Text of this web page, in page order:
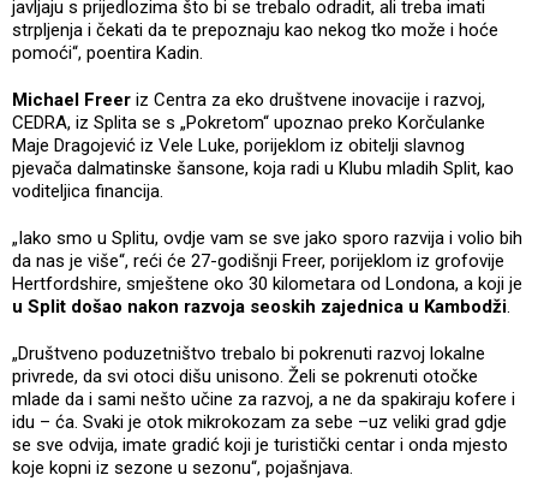
javljaju s prijedlozima što bi se trebalo odradit, ali treba imati
strpljenja i čekati da te prepoznaju kao nekog tko može i hoće
pomoći“, poentira Kadin.
Michael Freer iz Centra za eko društvene inovacije i razvoj,
CEDRA, iz Splita se s „Pokretom“ upoznao preko Korčulanke
Maje Dragojević iz Vele Luke, porijeklom iz obitelji slavnog
pjevača dalmatinske šansone, koja radi u Klubu mladih Split, kao
voditeljica financija.
„Iako smo u Splitu, ovdje vam se sve jako sporo razvija i volio bih
da nas je više“, reći će 27-godišnji Freer, porijeklom iz grofovije
Hertfordshire, smještene oko 30 kilometara od Londona, a koji je
u Split došao nakon razvoja seoskih zajednica u Kambodži.
„Društveno poduzetništvo trebalo bi pokrenuti razvoj lokalne
privrede, da svi otoci dišu unisono. Želi se pokrenuti otočke
mlade da i sami nešto učine za razvoj, a ne da spakiraju kofere i
idu – ća. Svaki je otok mikrokozam za sebe –uz veliki grad gdje
se sve odvija, imate gradić koji je turistički centar i onda mjesto
koje kopni iz sezone u sezonu“, pojašnjava.